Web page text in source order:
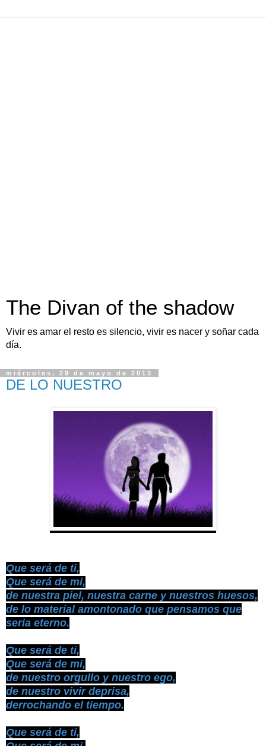
The Divan of the shadow
Vivir es amar el resto es silencio, vivir es nacer y soñar cada
día.
miércoles, 29 de mayo de 2013
DE LO NUESTRO
Que será de ti,
Que será de mi,
de nuestra piel, nuestra carne y nuestros huesos,
de lo material amontonado que pensamos que
seria eterno.
Que será de ti,
Que será de mi,
de nuestro orgullo y nuestro ego,
de nuestro vivir deprisa,
derrochando el tiempo.
Que será de ti,